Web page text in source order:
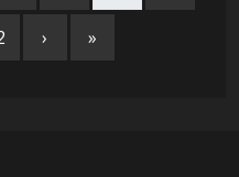
› »